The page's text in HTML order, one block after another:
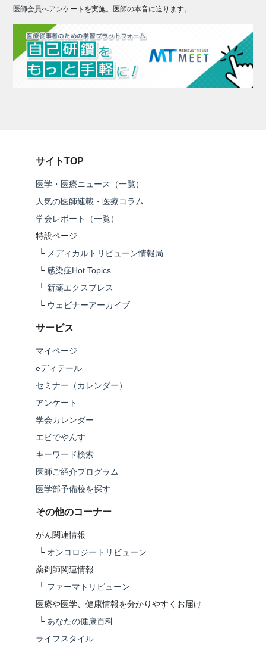
医師会員へアンケートを実施。医師の本音に迫ります。
サイトTOP
医学・医療ニュース（一覧）
人気の医師連載・医療コラム
学会レポート（一覧）
特設ページ
└ メディカルトリビューン情報局
└ 感染症Hot Topics
└ 新薬エクスプレス
└ ウェビナーアーカイブ
サービス
マイページ
eディテール
セミナー（カレンダー）
アンケート
学会カレンダー
エビでやんす
キーワード検索
医師ご紹介プログラム
医学部予備校を探す
その他のコーナー
がん関連情報
└ オンコロジートリビューン
薬剤師関連情報
└ ファーマトリビューン
医療や医学、健康情報を分かりやすくお届け
└ あなたの健康百科
ライフスタイル